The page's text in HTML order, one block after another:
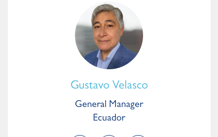
Gustavo Velasco
General Manager
Ecuador